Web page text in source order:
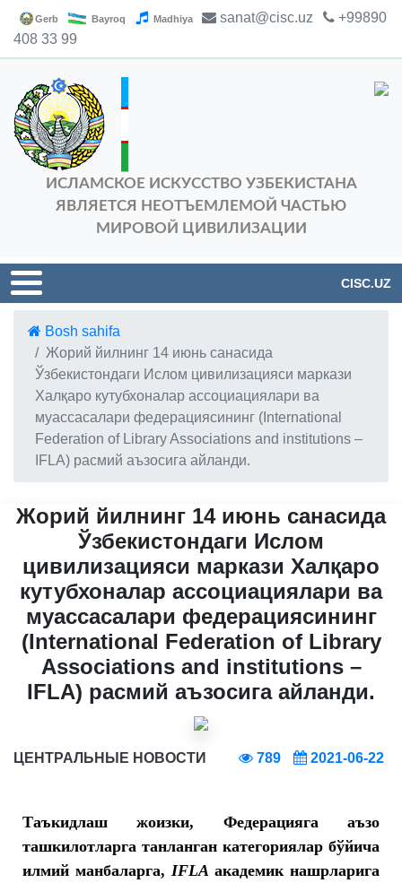
Gerb Bayroq Madhiya sanat@cisc.uz
+99890
408 33 99
ИСЛАМСКОЕ ИСКУССТВО УЗБЕКИСТАНА
ЯВЛЯЕТСЯ НЕОТЪЕМЛЕМОЙ ЧАСТЬЮ
МИРОВОЙ ЦИВИЛИЗАЦИИ
CISC.UZ
Bosh sahifa
Жорий йилнинг 14 июнь санасида
Ўзбекистондаги Ислом цивилизацияси маркази
Халқаро кутубхоналар асcоциациялари ва
муассасалари федерациясининг (International
Federation of Library Associations and institutions –
IFLA) расмий аъзосига айланди.
Жорий йилнинг 14 июнь санасида
Ўзбекистондаги Ислом
цивилизацияси маркази Халқаро
кутубхоналар асcоциациялари ва
муассасалари федерациясининг
(International Federation of Library
Associations and institutions –
IFLA) расмий аъзосига айланди.
ЦЕНТРАЛЬНЫЕ НОВОСТИ 789 2021-06-22
Таъкидлаш жоизки, Федерацияга аъзо
ташкилотларга танланган категориялар бўйича
илмий манбаларга, IFLAакадемик нашрларига